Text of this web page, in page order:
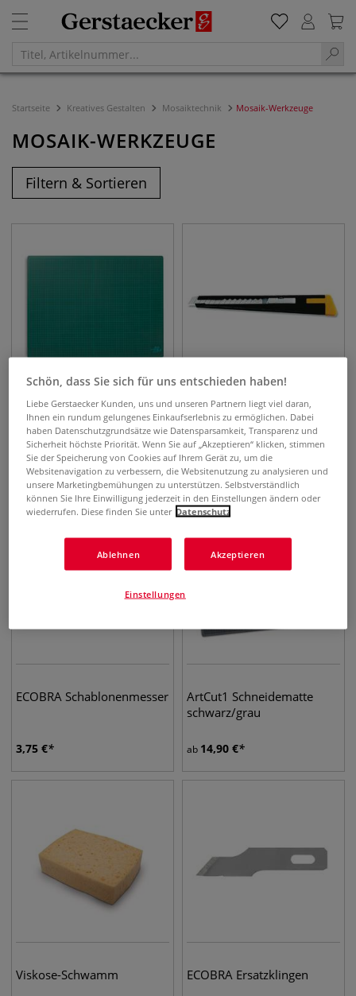
Startseite Kreatives Gestalten Mosaiktechnik Mosaik-Werkzeuge
MOSAIK-WERKZEUGE
Filtern & Sortieren
ArtCutB, Typ C
Schneidematte grün
ab8,70€
OLFA® 180 black Cutter
4,00€
ECOBRA Schablonenmesser
3,75 €
ArtCut1 Schneidematte
schwarz/grau
ab 14,90 €
Viskose-Schwamm ECOBRA Ersatzklingen
Schön, dass Sie sich für uns entschieden haben!
Liebe Gerstaecker Kunden, uns und unseren Partnern liegt viel daran,
Ihnen ein rundum gelungenes Einkaufserlebnis zu ermöglichen. Dabei
haben Datenschutzgrundsätze wie Datensparsamkeit, Transparenz und
Sicherheit höchste Priorität. Wenn Sie auf „Akzeptieren“ klicken, stimmen
Sie der Speicherung von Cookies auf Ihrem Gerät zu, um die
Websitenavigation zu verbessern, die Websitenutzung zu analysieren und
unsere Marketingbemühungen zu unterstützen. Selbstverständlich
können Sie Ihre Einwilligung jederzeit in den Einstellungen ändern oder
wiederrufen. Diese finden Sie unter Datenschutz
Ablehnen Akzeptieren
Einstellungen